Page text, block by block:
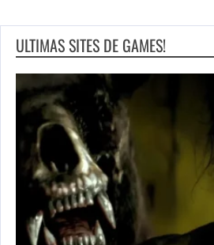
ULTIMAS SITES DE GAMES!